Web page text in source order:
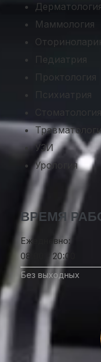
Маммология
Педиатрия
Проктология
Психиатрия
Стоматология
УЗИ
Урология
ВРЕМЯ
Ежедневно:
08:00 - 20:00
Без выходных